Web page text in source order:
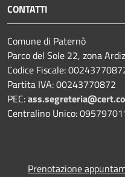
CONTATTI
Comune di Paternò
Parco del Sole 22, zona
Codice Fiscale:
Partita IVA: 00243770872
PEC:
Centralino Unico:
Prenotazione